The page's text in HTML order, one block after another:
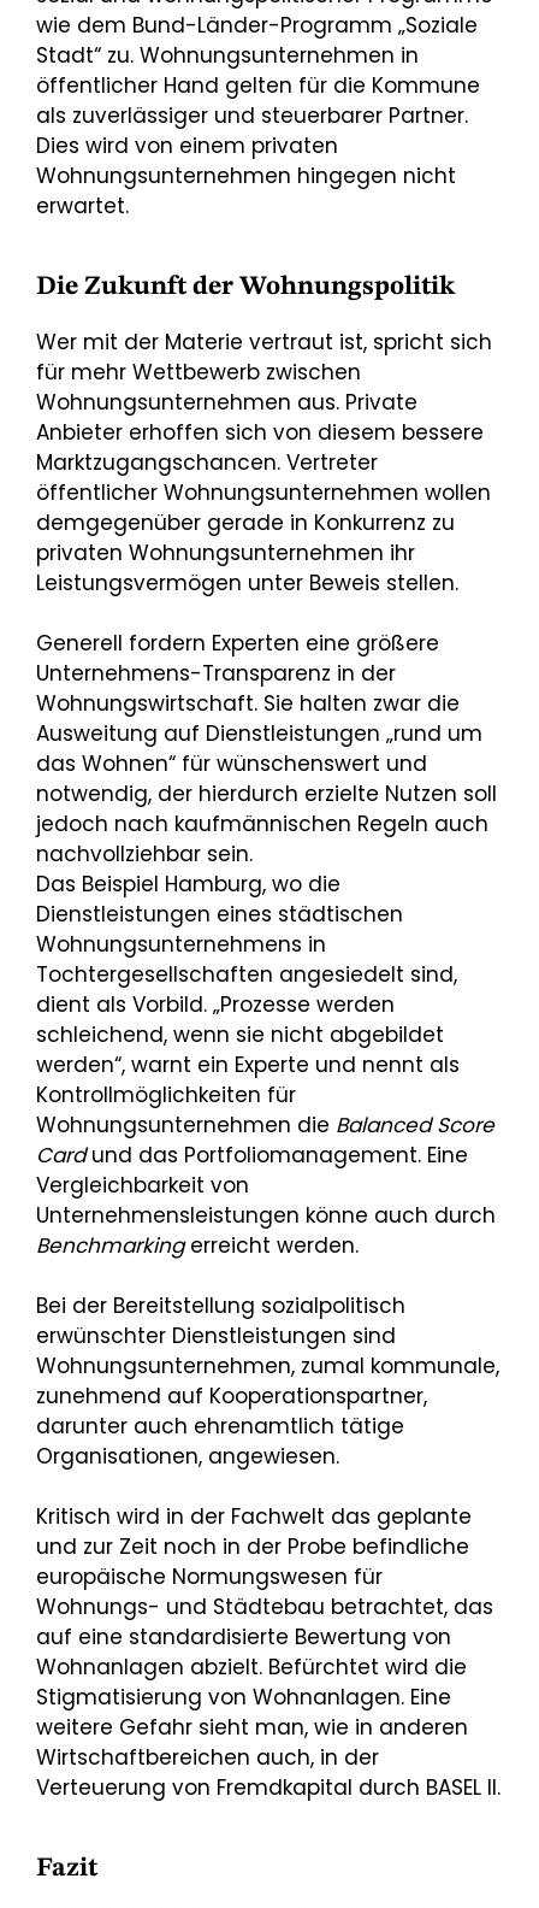
wie dem Bund-Länder-Programm „Soziale
Stadt“ zu. Wohnungsunternehmen in
öffentlicher Hand gelten für die Kommune
als zuverlässiger und steuerbarer Partner.
Dies wird von einem privaten
Wohnungsunternehmen hingegen nicht
erwartet.
Die Zukunft der Wohnungspolitik
Wer mit der Materie vertraut ist, spricht sich
für mehr Wettbewerb zwischen
Wohnungsunternehmen aus. Private
Anbieter erhoffen sich von diesem bessere
Marktzugangschancen. Vertreter
öffentlicher Wohnungsunternehmen wollen
demgegenüber gerade in Konkurrenz zu
privaten Wohnungsunternehmen ihr
Leistungsvermögen unter Beweis stellen.
Generell fordern Experten eine größere
Unternehmens-Transparenz in der
Wohnungswirtschaft. Sie halten zwar die
Ausweitung auf Dienstleistungen „rund um
das Wohnen“ für wünschenswert und
notwendig, der hierdurch erzielte Nutzen soll
jedoch nach kaufmännischen Regeln auch
nachvollziehbar sein.
Das Beispiel Hamburg, wo die
Dienstleistungen eines städtischen
Wohnungsunternehmens in
Tochtergesellschaften angesiedelt sind,
dient als Vorbild. „Prozesse werden
schleichend, wenn sie nicht abgebildet
werden“, warnt ein Experte und nennt als
Kontrollmöglichkeiten für
Wohnungsunternehmen die Balanced Score
Cardund das Portfoliomanagement. Eine
Vergleichbarkeit von
Unternehmensleistungen könne auch durch
Benchmarkingerreicht werden.
Bei der Bereitstellung sozialpolitisch
erwünschter Dienstleistungen sind
Wohnungsunternehmen, zumal kommunale,
zunehmend auf Kooperationspartner,
darunter auch ehrenamtlich tätige
Organisationen, angewiesen.
Kritisch wird in der Fachwelt das geplante
und zur Zeit noch in der Probe befindliche
europäische Normungswesen für
Wohnungs- und Städtebau betrachtet, das
auf eine standardisierte Bewertung von
Wohnanlagen abzielt. Befürchtet wird die
Stigmatisierung von Wohnanlagen. Eine
weitere Gefahr sieht man, wie in anderen
Wirtschaftbereichen auch, in der
Verteuerung von Fremdkapital durch BASEL II.
Fazit